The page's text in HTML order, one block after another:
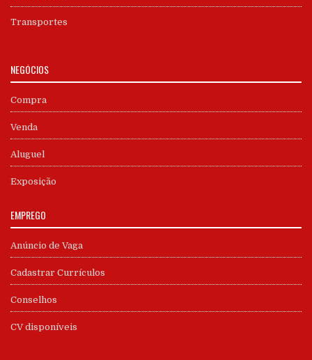
Transportes
NEGÓCIOS
Compra
Venda
Aluguel
Exposição
EMPREGO
Anúncio de Vaga
Cadastrar Currículos
Conselhos
CV disponíveis